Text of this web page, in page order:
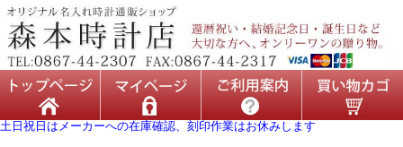
土日祝日はメーカーへの在庫確認、刻印作業はお休みします